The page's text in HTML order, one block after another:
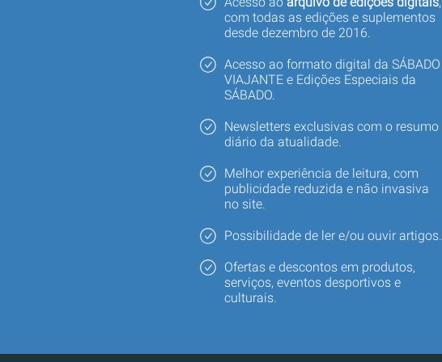
com todas as edições e suplementos
desde dezembro de 2016.
Acesso ao formato digital da SÁBADO
VIAJANTE e Edições Especiais da
SÁBADO.
Newsletters exclusivas com o resumo
diário da atualidade.
Melhor experiência de leitura, com
publicidade reduzida e não invasiva
no site.
Possibilidade de ler e/ou ouvir artigos.
Ofertas e descontos em produtos,
serviços, eventos desportivos e
culturais.